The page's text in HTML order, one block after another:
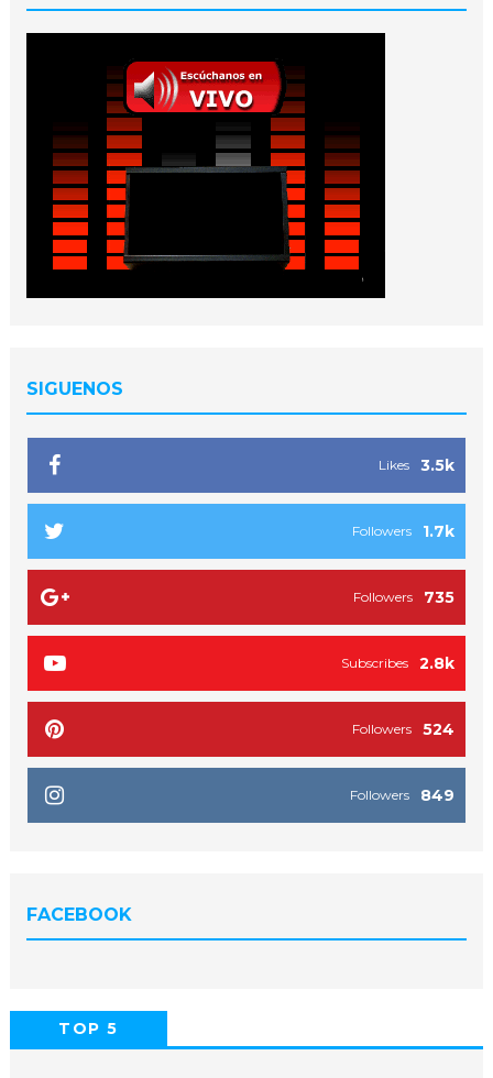
SIGUENOS
3.5k
Likes
1.7k
Followers
735
Followers
2.8k
Subscribes
524
Followers
849
Followers
FACEBOOK
TOP 5